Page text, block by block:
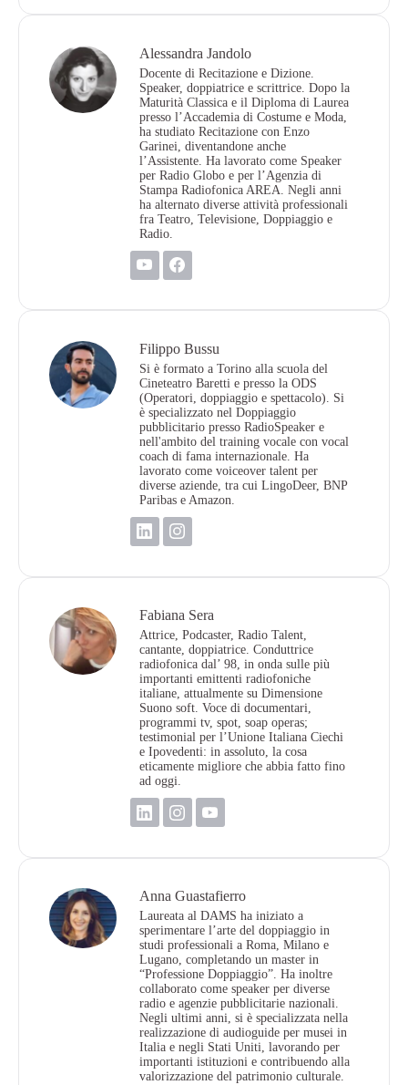
Alessandra Jandolo
Docente di Recitazione e Dizione.
Speaker, doppiatrice e scrittrice. Dopo la
Maturità Classica e il Diploma di Laurea
presso l’Accademia di Costume e Moda,
ha studiato Recitazione con Enzo
Garinei, diventandone anche
l’Assistente. Ha lavorato come Speaker
per Radio Globo e per l’Agenzia di
Stampa Radiofonica AREA. Negli anni
ha alternato diverse attività professionali
fra Teatro, Televisione, Doppiaggio e
Radio.
Filippo Bussu
Si è formato a Torino alla scuola del
Cineteatro Baretti e presso la ODS
(Operatori, doppiaggio e spettacolo). Si
è specializzato nel Doppiaggio
pubblicitario presso RadioSpeaker e
nell'ambito del training vocale con vocal
coach di fama internazionale. Ha
lavorato come voiceover talent per
diverse aziende, tra cui LingoDeer, BNP
Paribas e Amazon.
Fabiana Sera​
Attrice, Podcaster, Radio Talent,
cantante, doppiatrice. Conduttrice
radiofonica dal’ 98, in onda sulle più
importanti emittenti radiofoniche
italiane, attualmente su Dimensione
Suono soft. Voce di documentari,
programmi tv, spot, soap operas;
testimonial per l’Unione Italiana Ciechi
e Ipovedenti: in assoluto, la cosa
eticamente migliore che abbia fatto fino
ad oggi.
Anna Guastafierro
Laureata al DAMS ha iniziato a
sperimentare l’arte del doppiaggio in
studi professionali a Roma, Milano e
Lugano, completando un master in
“Professione Doppiaggio”. Ha inoltre
collaborato come speaker per diverse
radio e agenzie pubblicitarie nazionali.
Negli ultimi anni, si è specializzata nella
realizzazione di audioguide per musei in
Italia e negli Stati Uniti, lavorando per
importanti istituzioni e contribuendo alla
valorizzazione del patrimonio culturale.